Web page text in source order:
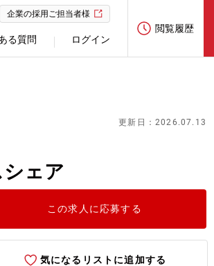
企業の採用ご担当者様
る質問 ログイン
閲覧履歴
更新日：2026.07.13
ェア
この求人に応募する
気になるリストに追加する